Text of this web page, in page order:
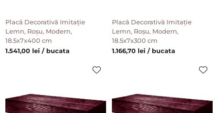
Placă Decorativă Imitație
Lemn, Roșu, Modern,
18.5x7x400 cm
1.541,00 lei / bucata
Placă Decorativă Imitație
Lemn, Roșu, Modern,
18.5x7x300 cm
1.166,70 lei / bucata